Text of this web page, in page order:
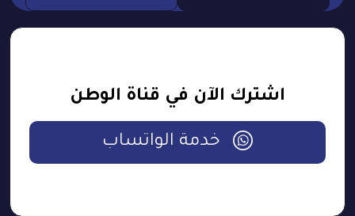
اشترك الآن في قناة الوطن
خدمة الواتساب